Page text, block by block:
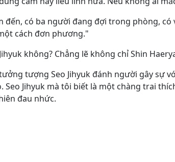
đến, có ba người đang đợi trong phòng,
cách đơn phương."
không? Chẳng lẽ không chỉ Shin
tượng Seo Jihyuk đánh người gây sự
Seo Jihyuk mà tôi biết là một chàng trai
đau nhức.